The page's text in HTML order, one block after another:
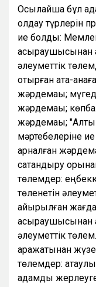
Осылайша бұл
қолдау түрлерін
ие болды:
асыраушысынан
әлеуметтік
отырған ата-
жәрдемақы;
жәрдемақы;
жәрдемақы;
мәртебелеріне
арналған
сақтандыру
төлемдер: еңбекке
төленетін
айырылған
асыраушысынан
әлеуметтік
қаражатынан
төлемдер: атаулы
адамды